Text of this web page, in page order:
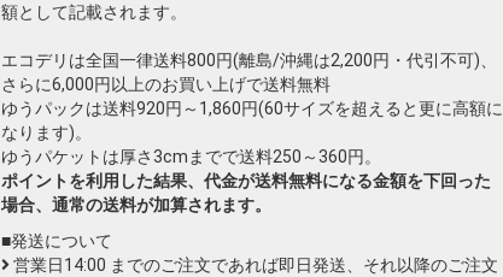
額として記載されます。
エコデリは全国一律送料800円(離島/沖縄は2,200円・代引不可)、
さらに6,000円以上のお買い上げで送料無料
ゆうパックは送料920円～1,860円(60サイズを超えると更に高額に
なります)。
ゆうパケットは厚さ3cmまでで送料250～360円。
ポイントを利用した結果、代金が送料無料になる金額を下回った
場合、通常の送料が加算されます。
■発送について
営業日14:00 までのご注文であれば即日発送、それ以降のご注文